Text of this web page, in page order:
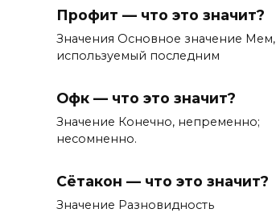
Профит — что это значит?
Значения Основное значение Мем,
используемый последним
Офк — что это значит?
Значение Конечно, непременно;
несомненно.
Сётакон — что это значит?
Значение Разновидность